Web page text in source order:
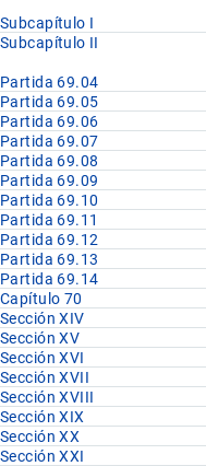
Subcapítulo I
Subcapítulo II
Partida 69.04
Partida 69.05
Partida 69.06
Partida 69.07
Partida 69.08
Partida 69.09
Partida 69.10
Partida 69.11
Partida 69.12
Partida 69.13
Partida 69.14
Capítulo 70
Sección XIV
Sección XV
Sección XVI
Sección XVII
Sección XVIII
Sección XIX
Sección XX
Sección XXI